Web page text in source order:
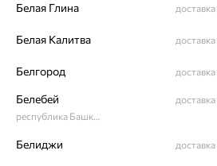
64%
Белая Глина доставка
Белая Калитва доставка
Белгород доставка
Белебей
республика Башкортостан
доставка
Белиджи доставка